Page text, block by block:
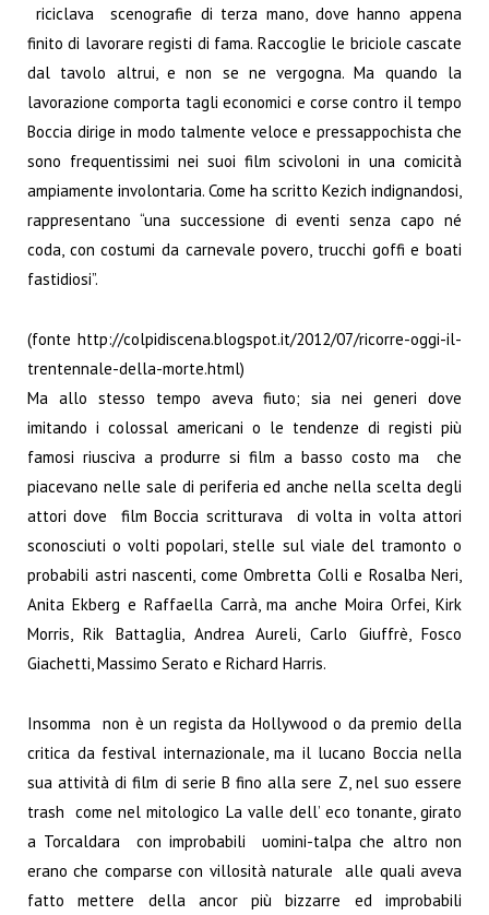
riciclava scenografie di terza mano, dove hanno appena
finito di lavorare registi di fama. Raccoglie le briciole cascate
dal tavolo altrui, e non se ne vergogna. Ma quando la
lavorazione comporta tagli economici e corse contro il tempo
Boccia dirige in modo talmente veloce e pressappochista che
sono frequentissimi nei suoi film scivoloni in una comicità
ampiamente involontaria. Come ha scritto Kezich indignandosi,
rappresentano “una successione di eventi senza capo né
coda, con costumi da carnevale povero, trucchi goffi e boati
fastidiosi”.
(fonte http://colpidiscena.blogspot.it/2012/07/ricorre-oggi-il-
trentennale-della-morte.html)
Ma allo stesso tempo aveva fiuto; sia nei generi dove
imitando i colossal americani o le tendenze di registi più
famosi riusciva a produrre si film a basso costo ma che
piacevano nelle sale di periferia ed anche nella scelta degli
attori dove film Boccia scritturava di volta in volta attori
sconosciuti o volti popolari, stelle sul viale del tramonto o
probabili astri nascenti, come Ombretta Colli e Rosalba Neri,
Anita Ekberg e Raffaella Carrà, ma anche Moira Orfei, Kirk
Morris, Rik Battaglia, Andrea Aureli, Carlo Giuffrè, Fosco
Giachetti, Massimo Serato e Richard Harris.
Insomma non è un regista da Hollywood o da premio della
critica da festival internazionale, ma il lucano Boccia nella
sua attività di film di serie B fino alla sere Z, nel suo essere
trash come nel mitologico La valle dell’ eco tonante, girato
a Torcaldara con improbabili uomini-talpa che altro non
erano che comparse con villosità naturale alle quali aveva
fatto mettere della ancor più bizzarre ed improbabili